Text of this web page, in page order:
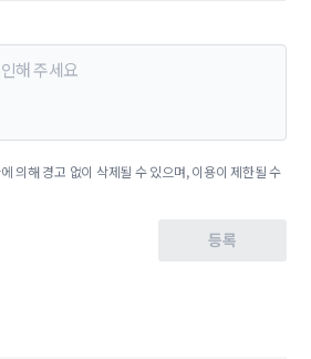
의해 경고 없이 삭제될 수 있으며, 이용이 제한될 수
등록